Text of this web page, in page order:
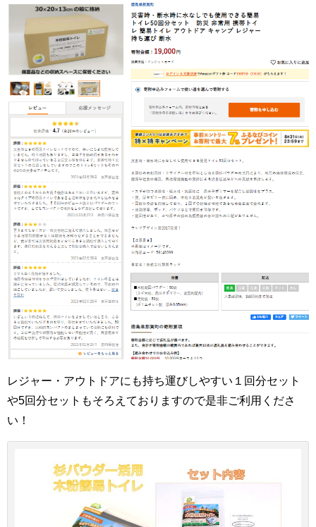
レジャー・アウトドアにも持ち運びしやすい１回分セット
や5回分セットもそろえておりますので是非ご利用くださ
い！